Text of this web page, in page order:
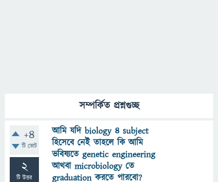
সম্পর্কিত প্রশ্নগুচ্ছ
+4
টি ভোট
2
টি উত্তর
আমি যদি biology 4 subject
হিসেবে নেই তাহলে কি আমি
ভবিষ্যতে genetic engineering
আথবা microbiology তে
graduation করতে পারবো?